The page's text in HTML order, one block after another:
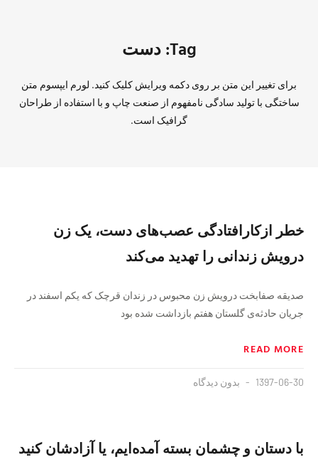
Tag: دست
برای تغییر این متن بر روی دکمه ویرایش کلیک کنید. لورم ایپسوم متن
ساختگی با تولید سادگی نامفهوم از صنعت چاپ و با استفاده از طراحان
گرافیک است.
خطر ازکارافتادگی عصب‌های دست، یک زن
درویش زندانی را تهدید می‌کند
صدیقه صفابخت درویش زن محبوس در زندان قرچک که یکم اسفند در
جریان حادثه‌ی گلستان هفتم بازداشت شده بود
READ MORE
1397-06-30 بدون دیدگاه
با دستان و چشمان بسته آمده‌ایم، یا آزادشان کنید